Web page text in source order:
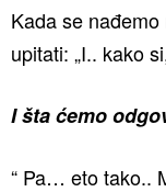
Kada se
upitati: „I.. kako
I šta ćemo
“ Pa… eto tako..